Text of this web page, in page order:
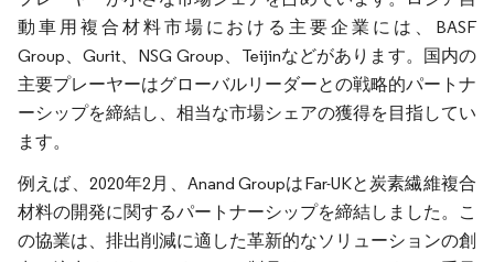
動車用複合材料市場における主要企業には、BASF
Group、Gurit、NSG Group、Teijinなどがあります。国内の
主要プレーヤーはグローバルリーダーとの戦略的パートナ
ーシップを締結し、相当な市場シェアの獲得を目指してい
ます。
例えば、2020年2月、Anand GroupはFar-UKと炭素繊維複合
材料の開発に関するパートナーシップを締結しました。こ
の協業は、排出削減に適した革新的なソリューションの創